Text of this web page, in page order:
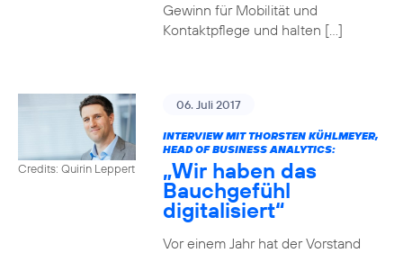
Gewinn für Mobilität und
Kontaktpflege und halten […]
Credits: Quirin Leppert
06. Juli 2017
INTERVIEW MIT THORSTEN KÜHLMEYER,
HEAD OF BUSINESS ANALYTICS:
„Wir haben das
Bauchgefühl
digitalisiert“
Vor einem Jahr hat der Vorstand